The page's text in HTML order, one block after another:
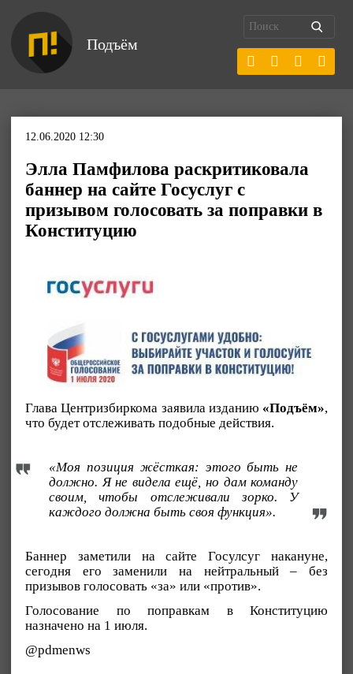
Подъём
12.06.2020 12:30
Элла Памфилова раскритиковала
баннер на сайте Госуслуг с
призывом голосовать за поправки в
Конституцию
Глава Центризбиркома заявила изданию «Подъём»,
что будет отслеживать подобные действия.
«Моя позиция жёсткая: этого быть не
должно. Я не видела ещё, но дам команду
своим, чтобы отслеживали зорко. У
каждого должна быть своя функция».
Баннер заметили на сайте Госулсуг накануне,
сегодня его заменили на нейтральный – без
призывов голосовать «за» или «против».
Голосование по поправкам в Конституцию
назначено на 1 июля.
@pdmenws